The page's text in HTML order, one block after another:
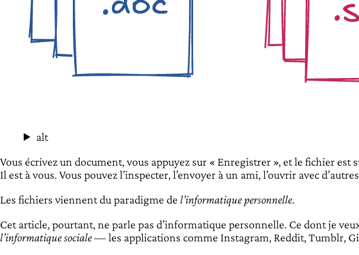
alt
Vous écrivez un document, vous appuyez sur « Enregistrer », et le fichier est
Il est à vous. Vous pouvez l’inspecter, l’envoyer à un ami, l’ouvrir avec
Les fichiers viennent du paradigme de l’informatique personnelle.
Cet article, pourtant, ne parle pas d’informatique personnelle. Ce dont je
l’informatique sociale— les applications comme Instagram, Reddit, Tumblr,